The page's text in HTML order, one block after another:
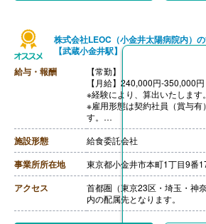
株式会社LEOC（小金井太陽病院内）
【武蔵小金井駅】
給与・報酬
【常勤】
【月給】240,000円-350,000円
※経験により、算出いたします。
※雇用形態は契約社員（賞与有
す。
※モデル年収
・管理栄養士・栄養士で未経験
年収3,000,000円-
・調理師病院調理経験3年程度
年収3,500,000円-4,000,000
ご面接を通して雇用形態を
【賞与】年2回（1.0-2.0ヶ月
る）
施設形態 給食委託会社
事業所所在地 東京都小金井市本町1丁目9番
アクセス
首都圏（東京23区・埼玉・神
内の配属先となります。